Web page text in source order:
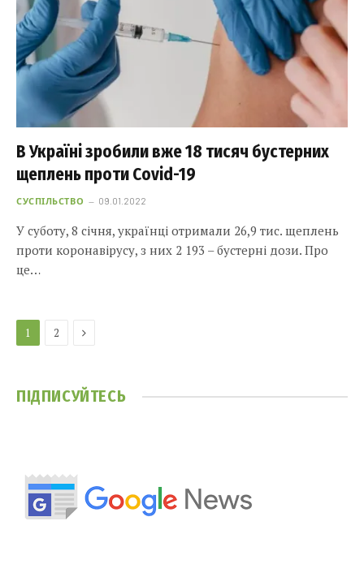
В Україні зробили вже 18 тисяч бустерних
щеплень проти Covid-19
СУСПІЛЬСТВО 09.01.2022
У суботу, 8 січня, українці отримали 26,9 тис. щеплень
проти коронавірусу, з них 2 193 – бустерні дози. Про
це…
1 2 Next
ПІДПИСУЙТЕСЬ